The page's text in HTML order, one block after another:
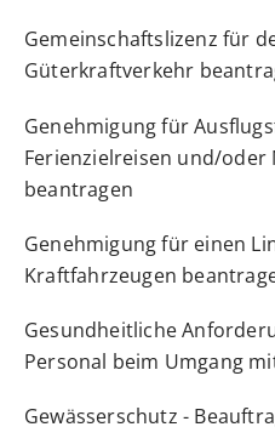
Gemeinschaftslizenz für
Güterkraftverkehr
Genehmigung für
Ferienzielreisen und/
beantragen
Genehmigung für einen
Kraftfahrzeugen
Gesundheitliche
Personal beim Umgang
Gewässerschutz -